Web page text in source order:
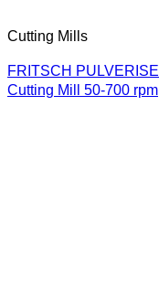
Cutting Mills
FRITSCH
Cutting Mill 50-700 rpm